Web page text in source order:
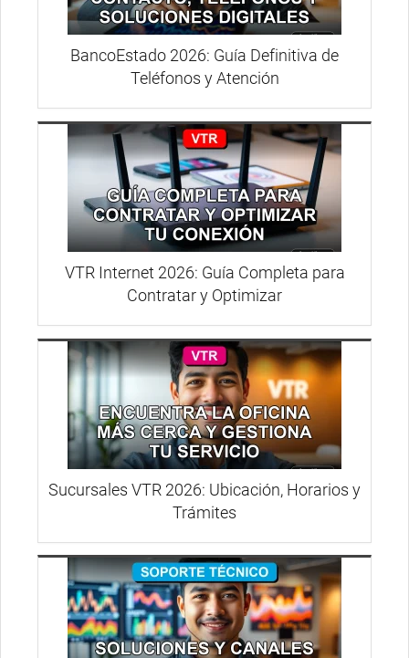
BancoEstado 2026: Guía Definitiva de
Teléfonos y Atención
VTR Internet 2026: Guía Completa para
Contratar y Optimizar
Sucursales VTR 2026: Ubicación, Horarios y
Trámites